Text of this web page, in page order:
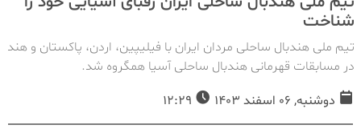
شناخت
تیم ملی هندبال ساحلی مردان ایران با فیلیپین، اردن، پاکستان و هند
در مسابقات قهرمانی هندبال ساحلی آسیا همگروه شد.
دوشنبه, 06 اسفند 1403